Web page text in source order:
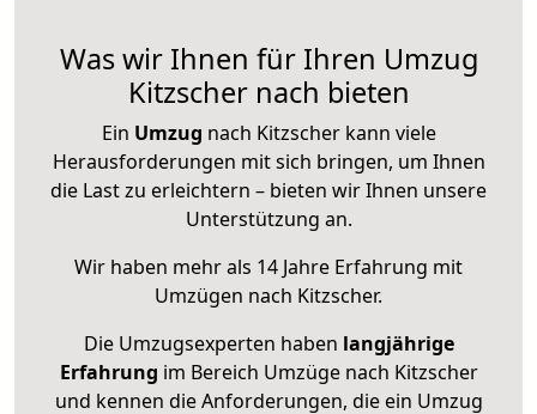
Was wir Ihnen für Ihren Umzug
Kitzscher nach bieten
Ein Umzug nach Kitzscher kann viele
Herausforderungen mit sich bringen, um Ihnen
die Last zu erleichtern – bieten wir Ihnen unsere
Unterstützung an.
Wir haben mehr als 14 Jahre Erfahrung mit
Umzügen nach Kitzscher.
Die Umzugsexperten haben langjährige
Erfahrung im Bereich Umzüge nach Kitzscher
und kennen die Anforderungen, die ein Umzug